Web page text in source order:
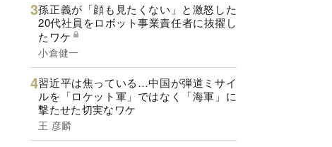
孫正義が「顔も見たくない」と激怒した
20代社員をロボット事業責任者に抜擢し
たワケ
小倉健一
習近平は焦っている…中国が弾道ミサイ
ルを「ロケット軍」ではなく「海軍」に
撃たせた切実なワケ
王 彦麟